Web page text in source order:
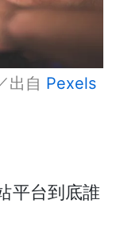
出自 Pexels
平台到底誰